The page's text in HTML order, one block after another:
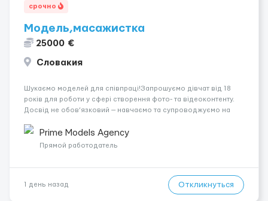
срочно
Модель,масажистка
25000 €
Словакия
Шукаємо моделей для співпраці!Запрошуємо дівчат від 18
років для роботи у сфері створення фото- та відеоконтенту.
Досвід не обов’язковий — навчаємо та супроводжуємо на
конфіденційність і професійну підтримку. Працюємо офіційно,
поважаємо особ...
Prime Models Agency
Прямой работодатель
1 день назад Откликнуться